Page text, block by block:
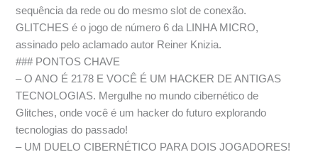
sequência da rede ou do mesmo slot de conexão.
GLITCHES é o jogo de número 6 da LINHA MICRO,
assinado pelo aclamado autor Reiner Knizia.
### PONTOS CHAVE
– O ANO É 2178 E VOCÊ É UM HACKER DE ANTIGAS
TECNOLOGIAS. Mergulhe no mundo cibernético de
Glitches, onde você é um hacker do futuro explorando
tecnologias do passado!
– UM DUELO CIBERNÉTICO PARA DOIS JOGADORES!